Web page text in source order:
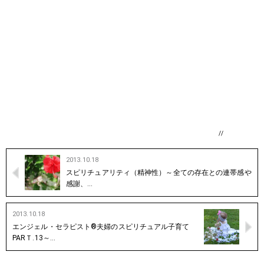
//
2013.10.18
スピリチュアリティ（精神性）～全ての存在との連帯感や
感謝、…
2013.10.18
エンジェル・セラピスト®夫婦のスピリチュアル子育て
PARＴ.13～…